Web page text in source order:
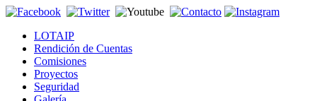
LOTAIP
Rendición de Cuentas
Comisiones
Proyectos
Seguridad